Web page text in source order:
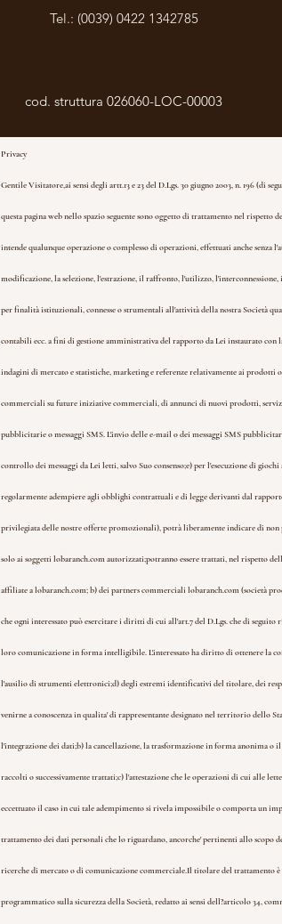
Tel.: (0039) 0422 1342785
cod. struttura 026060-LOC-00003
Privacy
Gentile Visitatore,ai sensi degli artt.13 e 23 del D.Lgs. 30 giugno 2003, n. 196 (di
questa pagina web nello spazio seguente sono oggetto di trattamento nel
intende qualunque operazione o complesso di operazioni, effettuati anche
modificazione, la selezione, l'estrazione, il raffronto, l'utilizzo,
per finalità istituzionali, connesse o strumentali all'attività della nostra Società
contabili ecc. a fini di gestione amministrativa del rapporto da Lei instaurato con
indagini di mercato e statistiche, marketing e referenze relativamente ai prodotti
commerciali su future iniziative commerciali, di annunci di nuovi prodotti,
pubblicitarie o messaggi SMS. L'invio delle e-mail o dei messaggi SMS
controllo dei messaggi da Lei letti, salvo Suo consenso;e) per l'esecuzione di
regolarmente adempiere agli obblighi contrattuali e di legge derivanti dal
privilegiata delle nostre offerte promozionali), potrà liberamente indicare di non
solo ai soggetti lobaranch.com autorizzati;potranno essere trattati, nel rispetto
affiliate a lobaranch.com; b) dei partners commerciali lobaranch.com (società
che ogni interessato può esercitare i diritti di cui all'art.7 del D.Lgs. che di seguito
loro comunicazione in forma intelligibile. L'interessato ha diritto di ottenere la
l'ausilio di strumenti elettronici;d) degli estremi identificativi del titolare, dei
venirne a conoscenza in qualita' di rappresentante designato nel territorio dello
l'integrazione dei dati;b) la cancellazione, la trasformazione in forma anonima o
raccolti o successivamente trattati;c) l'attestazione che le operazioni di cui alle
eccettuato il caso in cui tale adempimento si rivela impossibile o comporta un
trattamento dei dati personali che lo riguardano, ancorche' pertinenti allo scopo
ricerche di mercato o di comunicazione commerciale.Il titolare del trattamento è
programmatico sulla sicurezza della Società, redatto ai sensi dell?articolo 34,